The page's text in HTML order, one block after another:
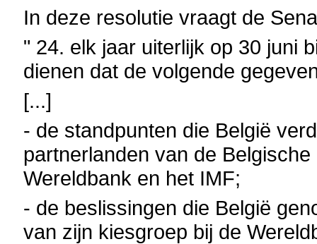
In deze resolutie vraagt de
" 24. elk jaar uiterlijk op 30 juni
dienen dat de volgende
[...]
- de standpunten die België
partnerlanden van de
Wereldbank en het IMF;
- de beslissingen die België
van zijn kiesgroep bij de